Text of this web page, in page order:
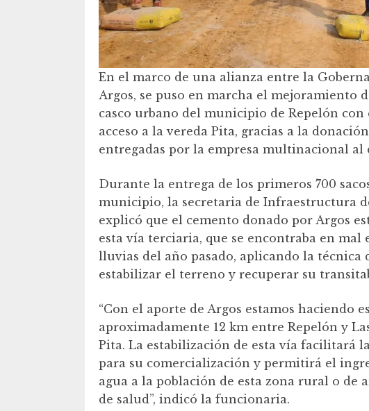
En el marco de una alianza entre la
Argos, se puso en marcha el mejoramiento
casco urbano del municipio de Repelón
acceso a la vereda Pita, gracias a la
entregadas por la empresa multinacional al
Durante la entrega de los primeros 700
municipio, la secretaria de Infraestructura
explicó que el cemento donado por Argos
esta vía terciaria, que se encontraba en mal
lluvias del año pasado, aplicando la técnica
estabilizar el terreno y recuperar su
“Con el aporte de Argos estamos haciendo
aproximadamente 12 km entre Repelón y
Pita. La estabilización de esta vía facilitará
para su comercialización y permitirá el
agua a la población de esta zona rural o de
de salud”, indicó la funcionaria.